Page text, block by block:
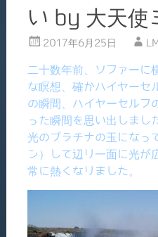
い by 大天使
2017年6月25日 LM
二十数年前、ソファーに
な瞑想、確かハイヤーセ
の瞬間、ハイヤーセルフ
った瞬間を思い出しまし
光のプラチナの玉になっ
ン）して辺り一面に光が
常に熱くなりました。